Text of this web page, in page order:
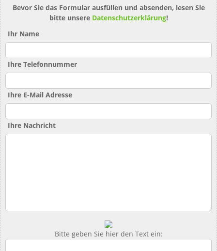
Bevor Sie das Formular ausfüllen und absenden, lesen Sie
bitte unsere Datenschutzerklärung!
Ihr Name
Ihre Telefonnummer
Ihre E-Mail Adresse
Ihre Nachricht
Bitte geben Sie hier den Text ein: